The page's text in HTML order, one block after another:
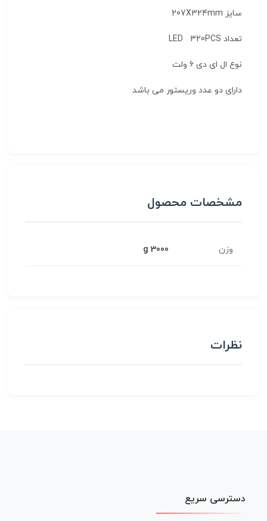
سایز 207X324mm
تعداد LED 320PCS
نوع ال ای دی ۶ ولت
دارای دو عدد وریستور می باشد
مشخصات محصول
وزن 3000 g
نظرات
دسترسی سریع